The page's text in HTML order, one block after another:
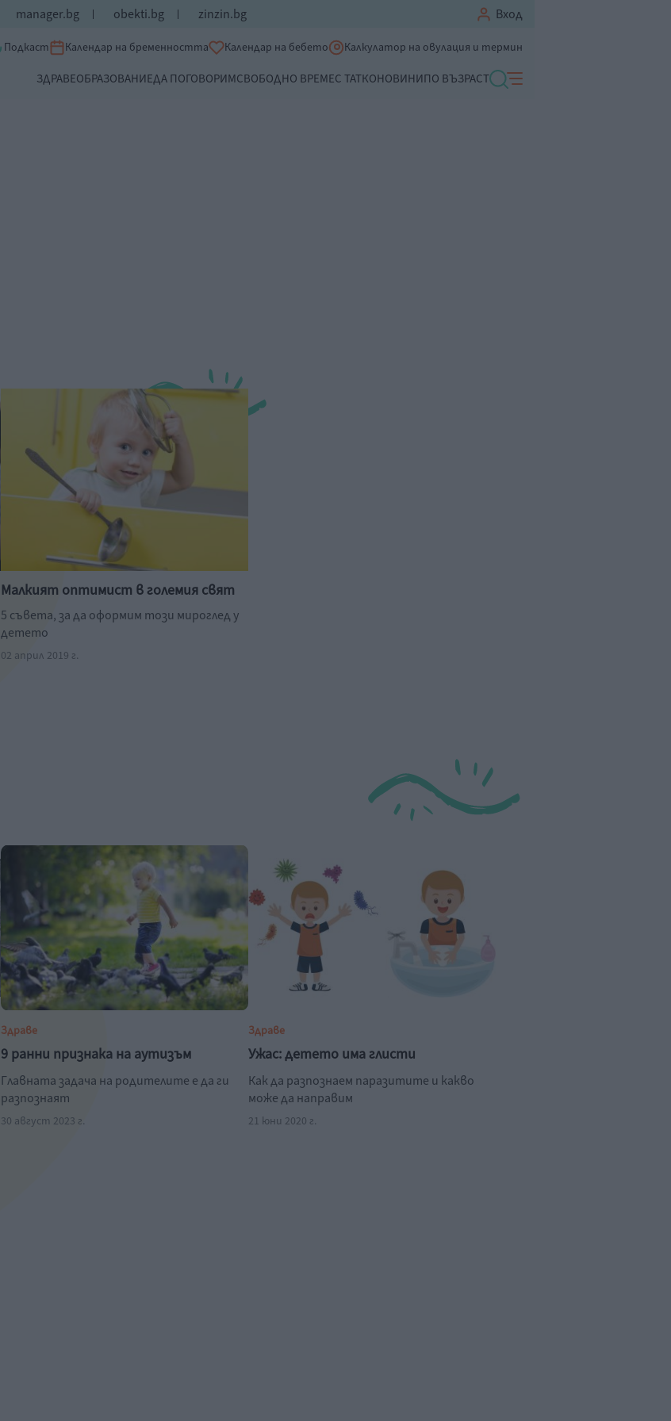
manager.bg obekti.bg zinzin.bg Вход
Подкаст Календар на бременността Календар на бебето Калкулатор на овулация и термин
ЗДРАВЕОБРАЗОВАНИЕДА ПОГОВОРИМСВОБОДНО ВРЕМЕС ТАТКОНОВИНИПО ВЪЗРАСТ
Малкият оптимист в големия свят
5 съвета, за да оформим този мироглед у
детето
02 април 2019 г.
Здраве
9 ранни признака на аутизъм
Главната задача на родителите е да ги
разпознаят
30 август 2023 г.
Здраве
Ужас: детето има глисти
Как да разпознаем паразитите и какво
може да направим
21 юни 2020 г.